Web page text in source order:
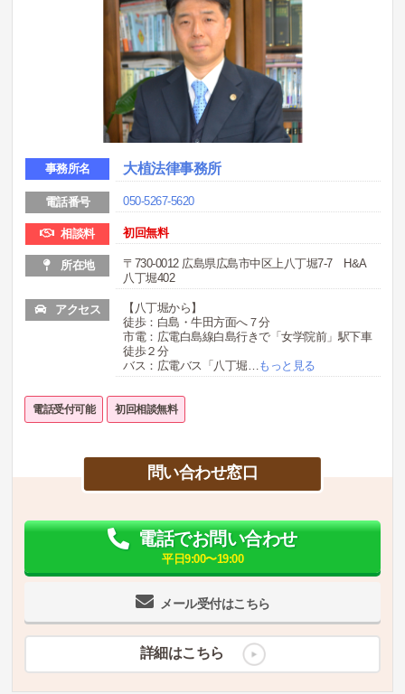
事務所名 大植法律事務所
電話番号 050-5267-5620
相談料 初回無料
所在地
〒730-0012 広島県広島市中区上八丁堀7-7 H&A
八丁堀402
アクセス
【八丁堀から】
徒歩：白島・牛田方面へ７分
市電：広電白島線白島行きで「女学院前」駅下車
徒歩２分
バス：広電バス「八丁堀…もっと見る
電話受付可能 初回相談無料
問い合わせ窓口
メール受付はこちら
電話でお問い合わせ
平日9:00〜19:00
詳細はこちら